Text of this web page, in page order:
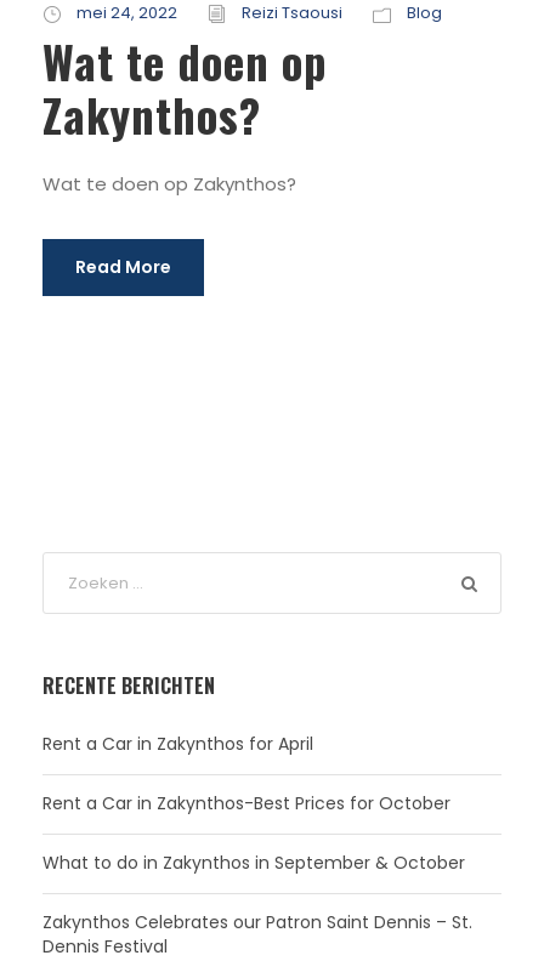
mei 24, 2022 Reizi Tsaousi Blog
Wat te doen op
Zakynthos?
Wat te doen op Zakynthos?
Read More
RECENTE BERICHTEN
Rent a Car in Zakynthos for April
Rent a Car in Zakynthos-Best Prices for October
What to do in Zakynthos in September & October
Zakynthos Celebrates our Patron Saint Dennis – St.
Dennis Festival